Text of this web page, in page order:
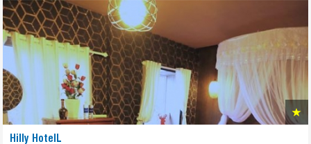
Hilly HotelL